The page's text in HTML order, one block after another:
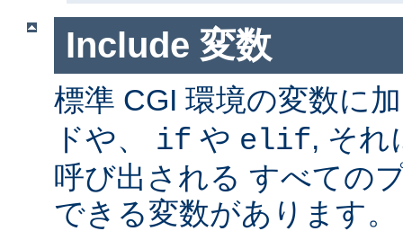
Include 変数
標準 CGI 環境の変数に
ドや、 if や elif, それ
呼び出される すべての
できる変数があります。